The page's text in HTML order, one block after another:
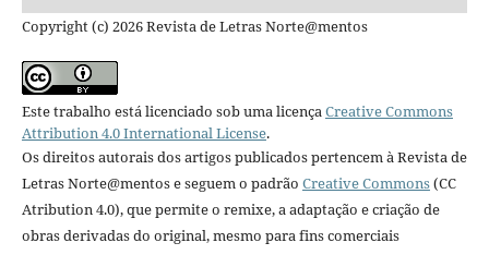
Copyright (c) 2026 Revista de Letras Norte@mentos
Este trabalho está licenciado sob uma licençaCreative Commons
Attribution 4.0 International License.
Os direitos autorais dos artigos publicados pertencem à Revista de
Letras Norte@mentos e seguem o padrão Creative Commons(CC
Atribution 4.0), que permite o remixe, a adaptação e criação de
obras derivadas do original, mesmo para fins comerciais